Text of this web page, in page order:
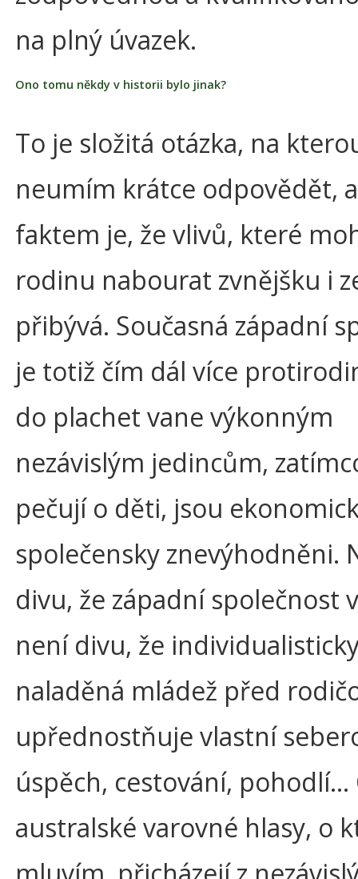
na plný úvazek.
Ono tomu někdy v historii bylo jinak?
To je složitá otázka, na
neumím krátce odpovědět,
faktem je, že vlivů, které
rodinu nabourat zvnějšku i
přibývá. Současná západní
je totiž čím dál více
do plachet vane výkonným
nezávislým jedincům,
pečují o děti, jsou
společensky znevýhodněni.
divu, že západní společnost
není divu, že
naladěná mládež před
upřednostňuje vlastní
úspěch, cestování, pohodlí…
australské varovné hlasy, o